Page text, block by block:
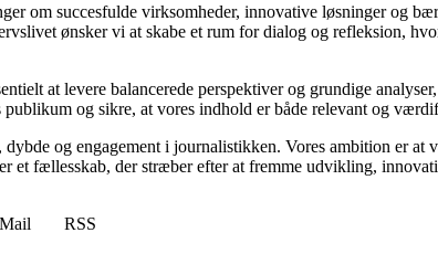
om succesfulde virksomheder, innovative løsninger og
ønsker vi at skabe et rum for dialog og refleksion,
at levere balancerede perspektiver og grundige
og sikre, at vores indhold er både relevant og
og engagement i journalistikken. Vores ambition er
et fællesskab, der stræber efter at fremme udvikling,
Mail
RSS